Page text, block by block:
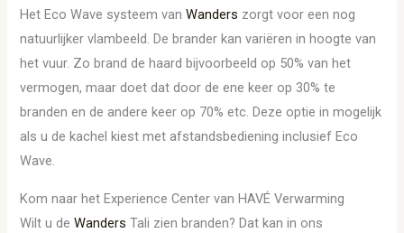
Het Eco Wave systeem vanWanders zorgt voor een nog
natuurlijker vlambeeld. De brander kan variëren in hoogte van
het vuur. Zo brand de haard bijvoorbeeld op 50% van het
vermogen, maar doet dat door de ene keer op 30% te
branden en de andere keer op 70% etc. Deze optie in mogelijk
als u de kachel kiest met afstandsbediening inclusief Eco
Wave.
Kom naar het Experience Center van HAVÉ Verwarming
Wilt u deWanders Tali zien branden? Dat kan in ons